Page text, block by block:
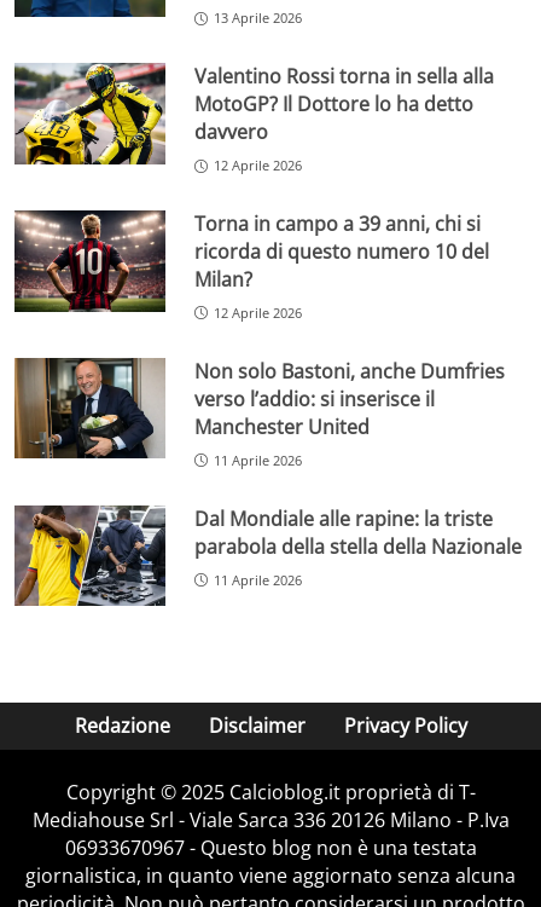
13 Aprile 2026
Valentino Rossi torna in sella alla
MotoGP? Il Dottore lo ha detto
davvero
12 Aprile 2026
Torna in campo a 39 anni, chi si
ricorda di questo numero 10 del
Milan?
12 Aprile 2026
Non solo Bastoni, anche Dumfries
verso l’addio: si inserisce il
Manchester United
11 Aprile 2026
Dal Mondiale alle rapine: la triste
parabola della stella della Nazionale
11 Aprile 2026
Redazione Disclaimer Privacy Policy
Copyright © 2025 Calcioblog.it proprietà di T-
Mediahouse Srl - Viale Sarca 336 20126 Milano - P.Iva
06933670967 - Questo blog non è una testata
giornalistica, in quanto viene aggiornato senza alcuna